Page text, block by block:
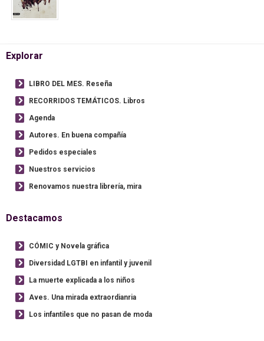
Explorar
LIBRO DEL MES. Reseña
RECORRIDOS TEMÁTICOS. Libros
Agenda
Autores. En buena compañía
Pedidos especiales
Nuestros servicios
Renovamos nuestra librería, mira
Destacamos
CÓMIC y Novela gráfica
Diversidad LGTBI en infantil y juvenil
La muerte explicada a los niños
Aves. Una mirada extraordianria
Los infantiles que no pasan de moda